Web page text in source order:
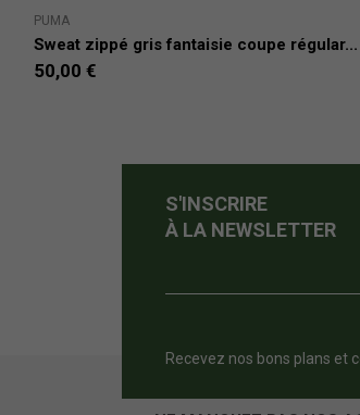
PUMA
Sweat zippé gris fantaisie coupe régular...
50,00 €
S'INSCRIRE
À LA NEWSLETTER
Recevez nos bons plans et